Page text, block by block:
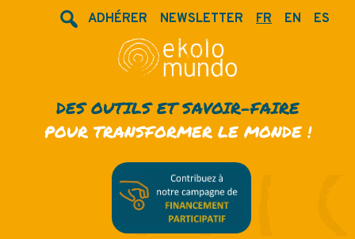
ADHÉRER NEWSLETTER FR EN ES
DES OUTILS ET SAVOIR-FAIRE
POUR TRANSFORMER LE MONDE !